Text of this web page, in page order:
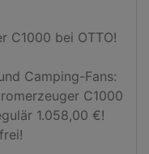
C1000 bei OTTO!
Camping-Fans:
C1000
1.058,00 €!